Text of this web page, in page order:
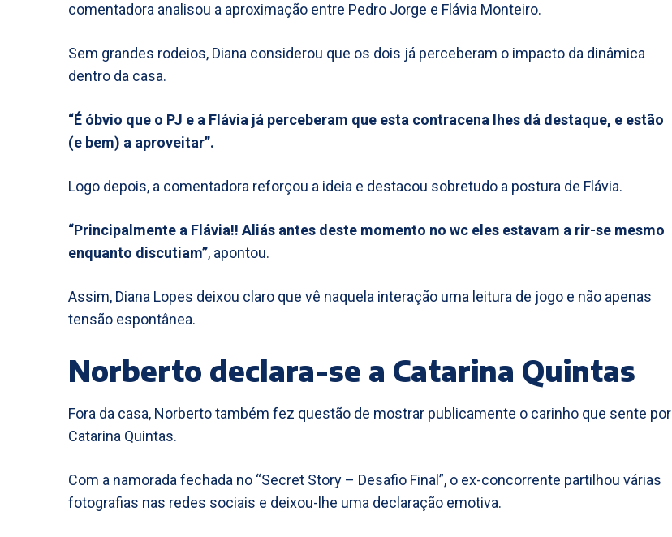
comentadora analisou a aproximação entre Pedro Jorge e Flávia Monteiro.
Sem grandes rodeios, Diana considerou que os dois já perceberam o impacto da dinâmica
dentro da casa.
“É óbvio que o PJ e a Flávia já perceberam que esta contracena lhes dá destaque, e estão
(e bem) a aproveitar”.
Logo depois, a comentadora reforçou a ideia e destacou sobretudo a postura de Flávia.
“Principalmente a Flávia!! Aliás antes deste momento no wc eles estavam a rir-se mesmo
enquanto discutiam”, apontou.
Assim, Diana Lopes deixou claro que vê naquela interação uma leitura de jogo e não apenas
tensão espontânea.
Norberto declara-se a Catarina Quintas
Fora da casa, Norberto também fez questão de mostrar publicamente o carinho que sente por
Catarina Quintas.
Com a namorada fechada no “Secret Story – Desafio Final”, o ex-concorrente partilhou várias
fotografias nas redes sociais e deixou-lhe uma declaração emotiva.